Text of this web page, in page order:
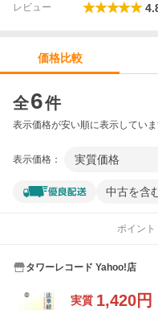
レビュー
価格比較
全6件
表示価格が安い順に表示してい
表示価格： 実質価格
中古を含
ポイント
タワーレコード Yahoo!店
実質 1,420円